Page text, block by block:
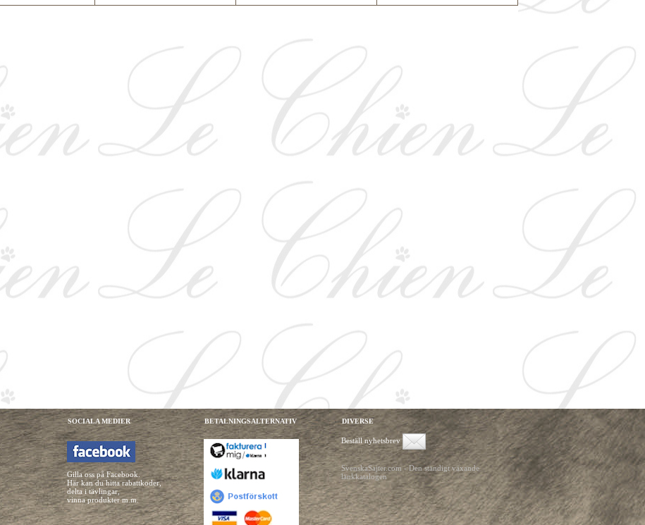
SOCIALA MEDIER
Gilla oss på Facebook.
Här kan du hitta rabattkoder,
delta i tävlingar,
vinna produkter m.m.
BETALNINGSALTERNATIV DIVERSE
Beställ nyhetsbrev
SvenskaSajter.com - Den ständigt växande
länkkatalogen